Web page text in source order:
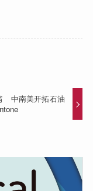
中南美开拓石油